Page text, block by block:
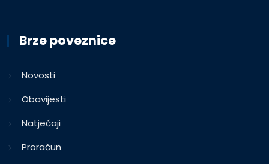
Brze poveznice
Novosti
Obavijesti
Natječaji
Proračun